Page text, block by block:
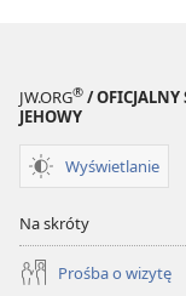
JW.ORG® /
JEHOWY
Wyświetlanie
Na skróty
Prośba o wizytę